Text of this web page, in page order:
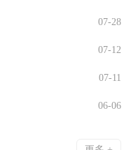
07-28
07-12
07-11
06-06